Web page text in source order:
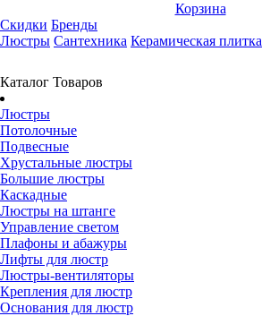
Корзина
Скидки Бренды
Люстры Сантехника Керамическая плитка
Каталог Товаров
Люстры
Потолочные
Подвесные
Хрустальные люстры
Большие люстры
Каскадные
Люстры на штанге
Управление светом
Плафоны и абажуры
Лифты для люстр
Люстры-вентиляторы
Крепления для люстр
Основания для люстр